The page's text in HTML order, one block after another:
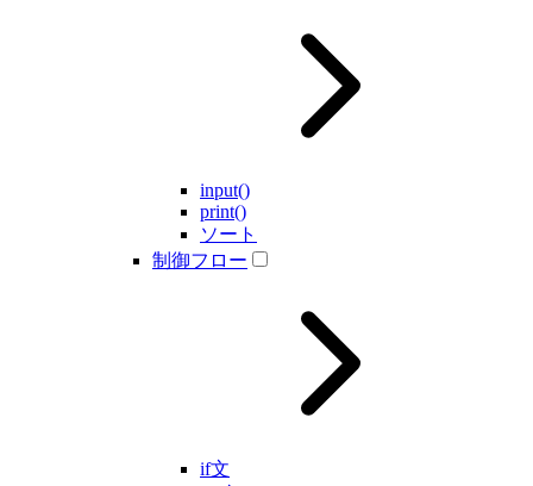
input()
print()
ソート
制御フロー
if文